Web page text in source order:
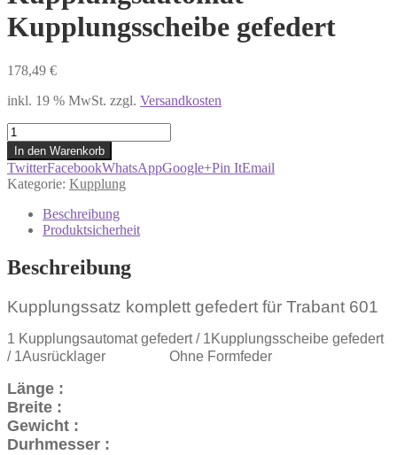
Kupplungsscheibe gefedert
178,49 €
inkl. 19 % MwSt. zzgl. Versandkosten
Kupplungssatz
Kupplungsautomat
Kupplungsscheibe
gefedert
Menge
In den Warenkorb
TwitterFacebookWhatsAppGoogle+Pin ItEmail
Kategorie: Kupplung
Beschreibung
Produktsicherheit
Beschreibung
Kupplungssatz komplett gefedert für Trabant 601
1 Kupplungsautomat gefedert / 1Kupplungsscheibe gefedert
/ 1Ausrücklager Ohne Formfeder
Länge :
Breite :
Gewicht :
Durhmesser :